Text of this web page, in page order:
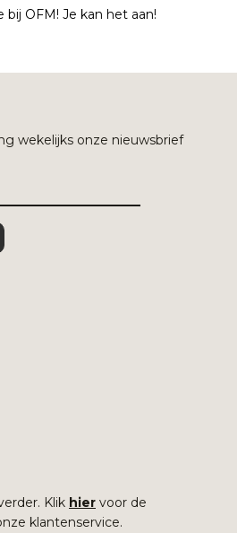
OFM! Je kan het aan!
wekelijks onze nieuwsbrief
Klik hier voor de
klantenservice.